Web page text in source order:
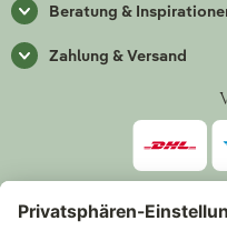
Beratung &
Zahlung & Versand